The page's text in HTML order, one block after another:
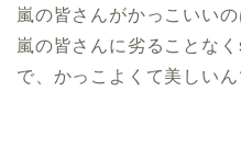
嵐の皆さんがかっこいい
嵐の皆さんに劣ることな
で、かっこよくて美しい